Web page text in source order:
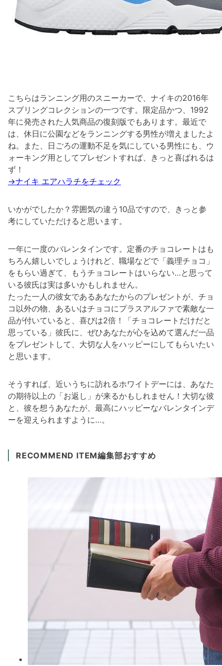
こちらはランニング用のスニーカーで、ナイキの2016年
スプリングコレクションの一つです。限定品かつ、1992
年に発売された人気商品の復刻版でもあります。最近で
は、休日に公園などをランニングする男性が増えましたよ
ね。また、日ごろの運動不足を気にしている男性にも、ウ
ォーキング用としてプレゼントすれば、きっと喜ばれるは
ず！
→ナイキ エアハラチをチェック
いかがでしたか？雰囲気の違う10品ですので、きっと参
考にしていただけると思います。
一年に一度のバレンタインです。定番のチョコレートはも
ちろん嬉しいでしょうけれど、職場などで「義理チョコ」
をもらい過ぎて、もうチョコレートはいらない…と思って
いる彼氏は実は多いかもしれません。
たった一人の彼女であるあなたからのプレゼントが、チョ
コ以外の物、あるいはチョコにプラスアルファで素敵な一
品が付いていると、喜びは2倍！「チョコレートだけだと
思っている」彼氏に、ぜひあなたが心を込めて選んだ一品
をプレゼントして、大切な人をハッピーにしてもらいたい
と思います。
そうすれば、近いうちに訪れるホワイトデーには、あなた
の期待以上の「お返し」が来るかもしれません！大切な彼
と、彼を想うあなたが、最高にハッピーなバレンタインデ
ーを迎えられますように…。
RECOMMEND ITEM編集部おすすめ